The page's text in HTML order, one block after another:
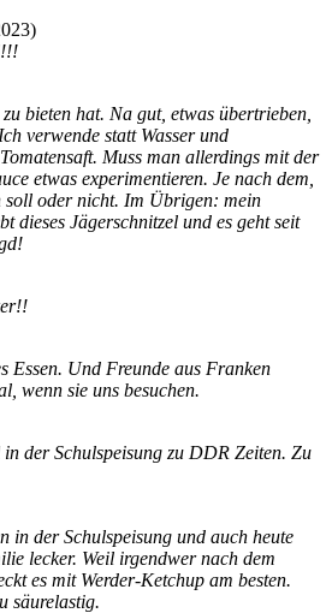
bieten hat. Na gut, etwas übertrieben,
verwende statt Wasser und
Muss man allerdings mit der
etwas experimentieren. Je nach dem,
soll oder nicht. Im Übrigen: mein
dieses Jägerschnitzel und es geht seit
Essen. Und Freunde aus Franken
wenn sie uns besuchen.
der Schulspeisung zu DDR Zeiten. Zu
in der Schulspeisung und auch heute
lecker. Weil irgendwer nach dem
es mit Werder-Ketchup am besten.
säurelastig.